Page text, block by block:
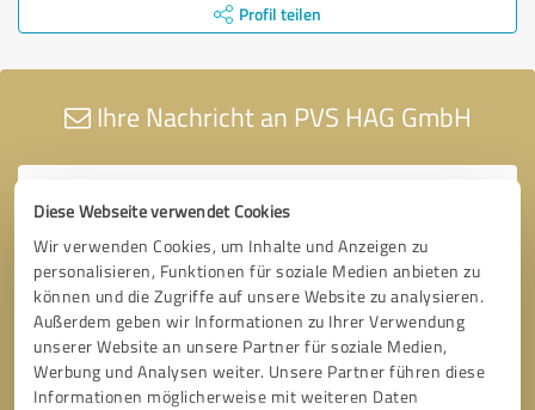
Diese Webseite verwendet Cookies
Wir verwenden Cookies, um Inhalte und Anzeigen zu
personalisieren, Funktionen für soziale Medien anbieten zu
können und die Zugriffe auf unsere Website zu analysieren.
Außerdem geben wir Informationen zu Ihrer Verwendung
unserer Website an unsere Partner für soziale Medien,
Werbung und Analysen weiter. Unsere Partner führen diese
Informationen möglicherweise mit weiteren Daten
Profil teilen
Ihre Nachricht an PVS HAG GmbH